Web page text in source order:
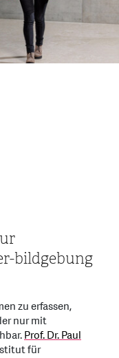
bildgebung
zu erfassen,
nur mit
Prof. Dr. Paul
für